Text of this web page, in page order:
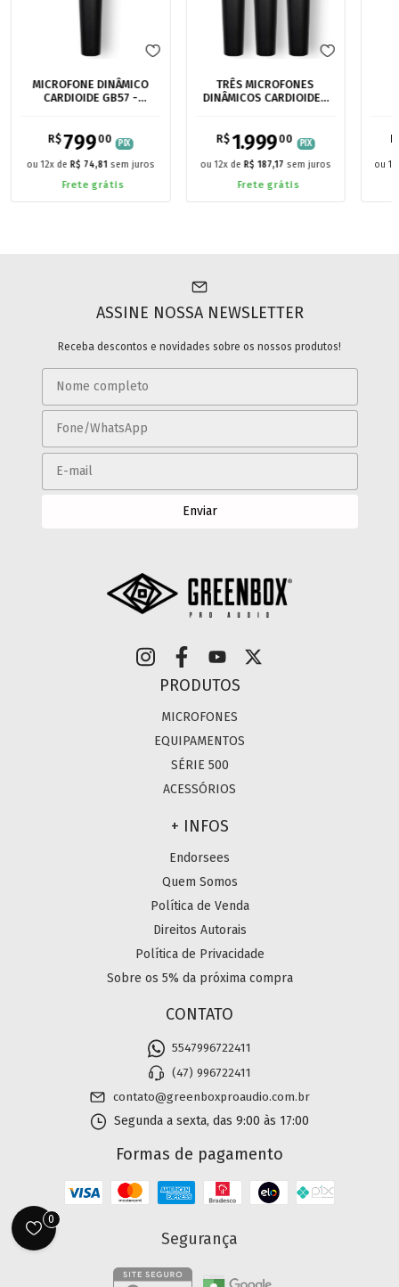
MICROFONE DINÂMICO
CARDIOIDE GB57 -
R$ 79900
PIX
12x de R$ 74,81 sem juros
Frete grátis
TRÊS MICROFONES
DINÂMICOS CARDIOIDES
R$ 1.99900
PIX
12x de R$ 187,17 sem juros
Frete grátis
12
ASSINE NOSSA NEWSLETTER
Receba descontos e novidades sobre os nossos produtos!
PRODUTOS
MICROFONES
EQUIPAMENTOS
SÉRIE 500
ACESSÓRIOS
+ INFOS
Endorsees
Quem Somos
Política de Venda
Direitos Autorais
Política de Privacidade
Sobre os 5% da próxima compra
CONTATO
5547996722411
(47) 996722411
contato@greenboxproaudio.com.br
Segunda a sexta, das 9:00 às 17:00
Formas de pagamento
Segurança
0